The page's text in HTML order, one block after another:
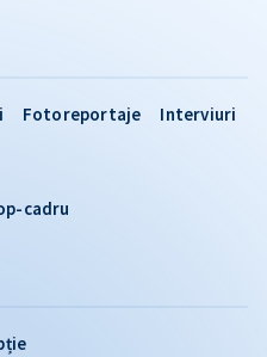
Fotoreportaje
Interviuri
cadru